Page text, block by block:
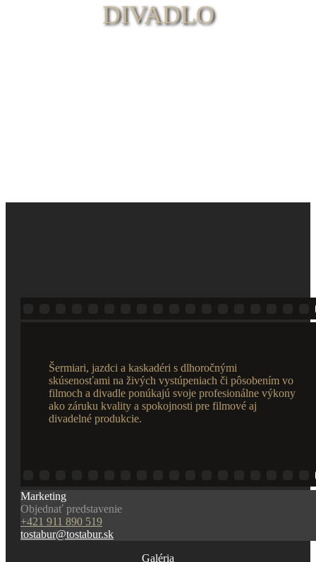
DIVADLO
Šermiari, jazdci a kaskadéri s dlhoročnými
skúsenosťami na živých vystúpeniach či pôsobením vo
filmoch a divadle ponúkajú svoje profesionálne výkony
ako záruku kvality a spokojnosti pre filmové aj
divadelné produkcie.
Marketing
Objednať predstavenie
+421 911 890 519
tostabur@tostabur.sk
Galéria